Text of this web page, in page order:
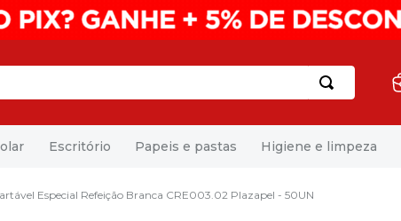
Escritório Papeis e pastas Higiene e limpeza
Especial Refeição Branca CRE003.02 Plazapel - 50UN